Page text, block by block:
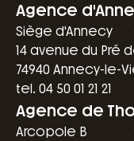
Agence
Siège d'Annecy
14 avenue du Pré
74940 Annecy-le-
tel. 04 50 01 21 21
Agence de
Arcopole B